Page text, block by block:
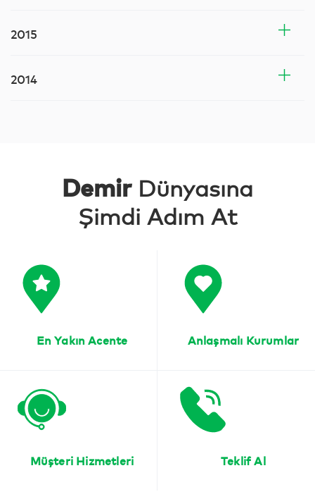
2015
2014
DemirDünyasına
Şimdi Adım At
En Yakın Acente Anlaşmalı Kurumlar
Müşteri Hizmetleri Teklif Al